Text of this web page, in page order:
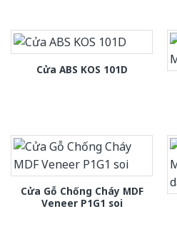
Cửa ABS KOS 101D
Cửa Gỗ Chống Cháy MDF
Veneer P1G1 soi